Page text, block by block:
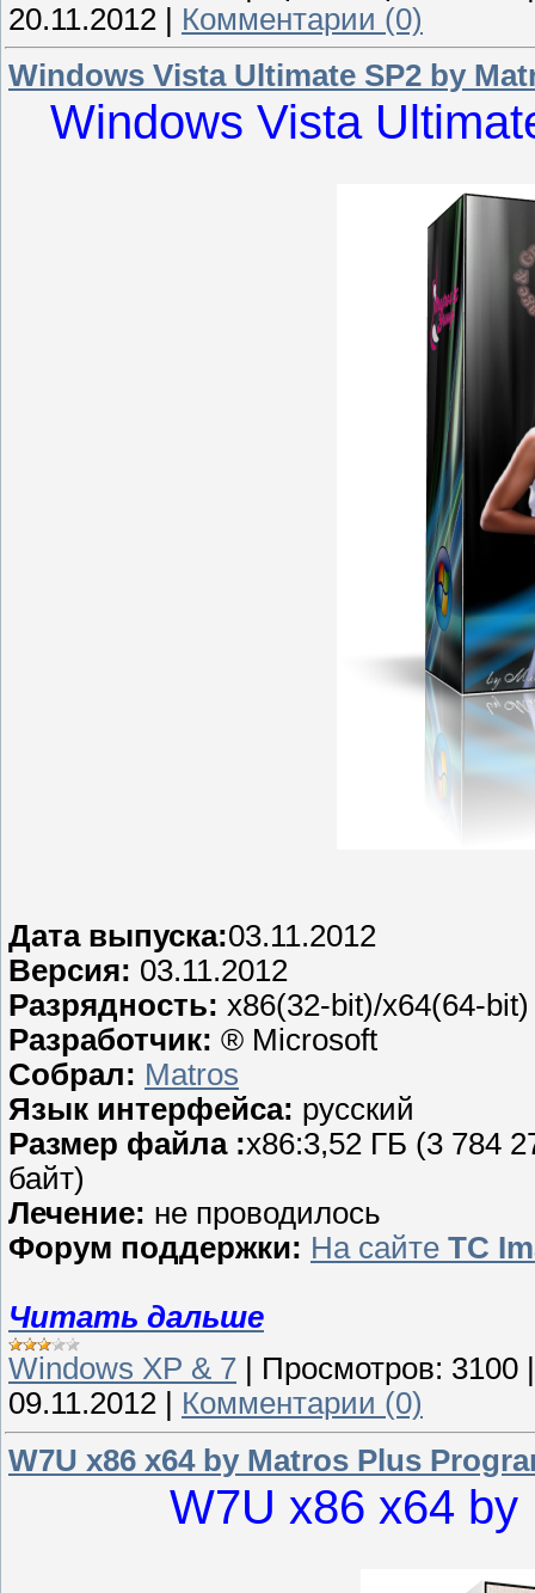
20.11.2012 | Комментарии (0)
Windows Vista Ultimate SP2 by
Windows Vista
Дата выпуска:03.11.2012
Версия: 03.11.2012
Разрядность: x86(32-bit)/x64(64-bit)
Разработчик: ® Microsoft
Собрал: Matros
Язык интерфейса: русский
Размер файла :x86:3,52 ГБ (3 784
байт)
Лечение: не проводилось
Форум поддержки: На сайте TC
Читать дальше
Windows XP & 7
Просмотров: 3100
09.11.2012
Комментарии (0)
W7U x86 x64 by Matros Plus
W7U x86 x64